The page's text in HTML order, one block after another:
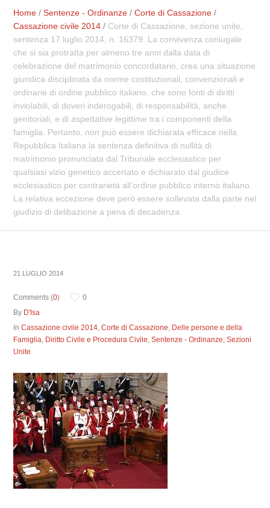
Home /Sentenze - Ordinanze /Corte di Cassazione /
Cassazione civile 2014 / Corte di Cassazione, sezione unite,
sentenza 17 luglio 2014, n. 16379. La convivenza coniugale
che si sia protratta per almeno tre anni dalla data di
celebrazione del matrimonio concordatario, crea una situazione
giuridica disciplinata da norme costituzionali, convenzionali e
ordinarie di ordine pubblico italiano, che sono fonti di diritti
inviolabili, di doveri inderogabili, di responsabilità, anche
genitoriali, e di aspettative legittime tra i componenti della
famiglia. Pertanto, non può essere dichiarata efficace nella
Repubblica Italiana la sentenza definitiva di nullità di
matrimonio pronunciata dal Tribunale ecclesiastico per
qualsiasi vizio genetico accertato e dichiarato dal giudice
ecclesiastico per contrarietà all’ordine pubblico interno italiano.
La relativa eccezione deve però essere sollevata dalla parte nel
giudizio di delibazione a pena di decadenza.
21 LUGLIO 2014
Comments (0)
0
By D'Isa
InCassazione civile 2014,Corte di Cassazione, Delle persone e della
Famiglia, Diritto Civile e Procedura Civile,Sentenze - Ordinanze,Sezioni
Unite